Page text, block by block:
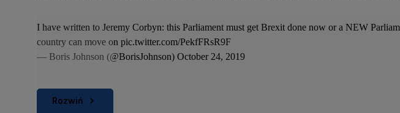
Rozwiń
I have written to Jeremy Corbyn: this Parliament must get Brexit done now or a NEW
country can move on pic.twitter.com/PekfFRsR9F
— Boris Johnson (@BorisJohnson) October 24, 2019